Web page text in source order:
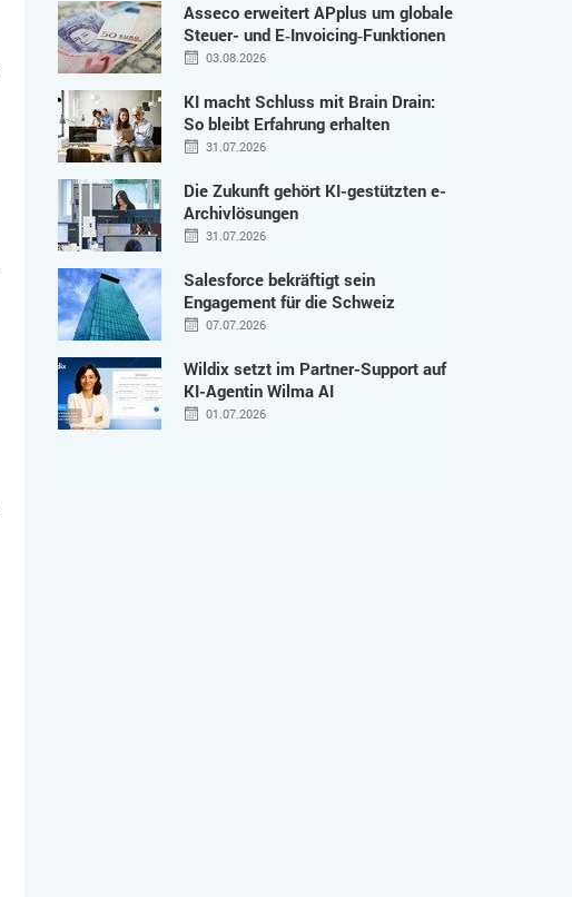
Asseco erweitert APplus um globale
Steuer- und E‑Invoicing‑Funktionen
03.08.2026
KI macht Schluss mit Brain Drain:
So bleibt Erfahrung erhalten
31.07.2026
Die Zukunft gehört KI-gestützten e-
Archivlösungen
31.07.2026
Salesforce bekräftigt sein
Engagement für die Schweiz
07.07.2026
Wildix setzt im Partner-Support auf
KI-Agentin Wilma AI
01.07.2026